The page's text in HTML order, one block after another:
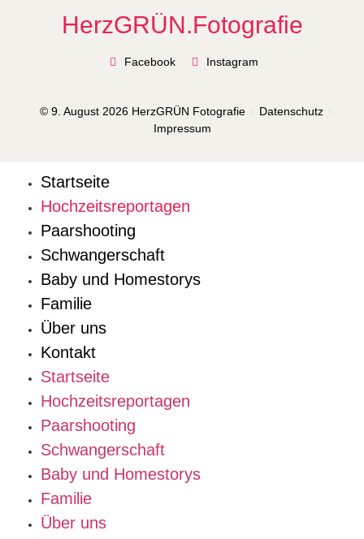
HerzGRÜN.Fotografie
Facebook Instagram
© 9. August 2026 HerzGRÜN Fotografie
Datenschutz
Impressum
Startseite
Hochzeitsreportagen
Paarshooting
Schwangerschaft
Baby und Homestorys
Familie
Über uns
Kontakt
Startseite
Hochzeitsreportagen
Paarshooting
Schwangerschaft
Baby und Homestorys
Familie
Über uns